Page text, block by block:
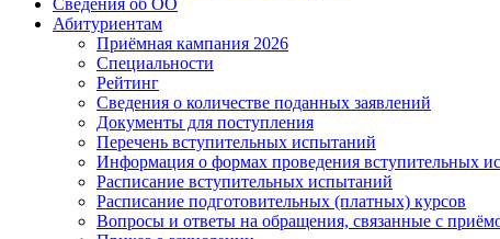
Сведения об ОО
Абитуриентам
Приёмная кампания 2026
Специальности
Рейтинг
Сведения о количестве поданных заявлений
Документы для поступления
Перечень вступительных испытаний
Информация о формах проведения вступительных
Расписание вступительных испытаний
Расписание подготовительных (платных) курсов
Вопросы и ответы на обращения, связанные с